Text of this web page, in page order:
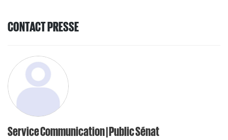
CONTACT PRESSE
Service Communication | Public Sénat